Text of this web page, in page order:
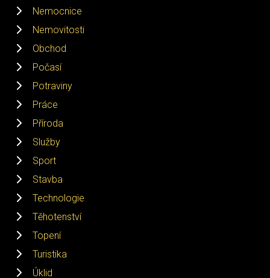
Nemocnice
Nemovitosti
Obchod
Počasí
Potraviny
Práce
Příroda
Služby
Sport
Stavba
Technologie
Těhotenství
Topení
Turistika
Úklid